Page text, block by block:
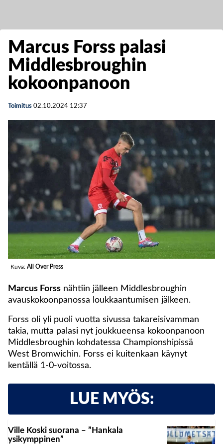
Marcus Forss palasi
Middlesbroughin
kokoonpanoon
Toimitus 02.10.2024 12:37
Kuva: All Over Press
Marcus Forss nähtiin jälleen Middlesbroughin
avauskokoonpanossa loukkaantumisen jälkeen.
Forss oli yli puoli vuotta sivussa takareisivamman
takia, mutta palasi nyt joukkueensa kokoonpanoon
Middlesbroughin kohdatessa Championshipissä
West Bromwichin. Forss ei kuitenkaan käynyt
kentällä 1-0-voitossa.
LUE MYÖS:
Ville Koski suorana – ”Hankala
ysikymppinen”